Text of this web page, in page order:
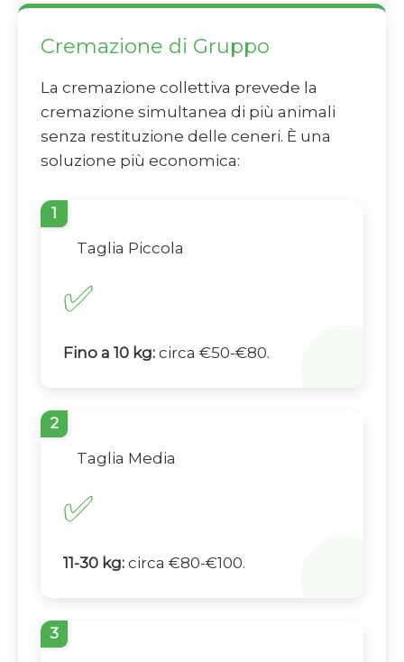
Cremazione di Gruppo
La cremazione collettiva prevede la
cremazione simultanea di più animali
senza restituzione delle ceneri. È una
soluzione più economica:
1
Taglia Piccola
✅
Fino a 10 kg: circa €50-€80.
2
Taglia Media
✅
11-30 kg: circa €80-€100.
3